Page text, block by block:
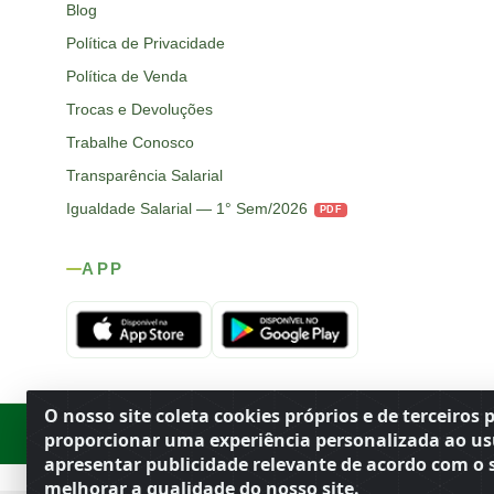
O nosso site coleta cookies próprios e de terceiros
proporcionar uma experiência personalizada ao
apresentar publicidade relevante de acordo com o
melhorar a qualidade do nosso site.
Blog
Política de Privacidade
Política de Venda
Trocas e Devoluções
Trabalhe Conosco
Transparência Salarial
Igualdade Salarial — 1° Sem/2026
PDF
APP
Rod. SP-215, s/n, km 98 — Área Rural Porto Ferreira/ ·